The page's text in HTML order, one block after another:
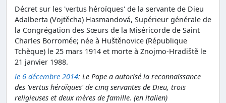
Décret sur les 'vertus héroïques' de la servante de Dieu
Adalberta (Vojtěcha) Hasmandová, Supérieur générale de
la Congrégation des Sœurs de la Miséricorde de Saint
Charles Borromée; née à Huštěnovice (République
Tchèque) le 25 mars 1914 et morte à Znojmo-Hradiště le
21 janvier 1988.
le 6 décembre 2014: Le Pape a autorisé la reconnaissance
des 'vertus héroïques' de cinq servantes de Dieu, trois
religieuses et deux mères de famille. (en italien)